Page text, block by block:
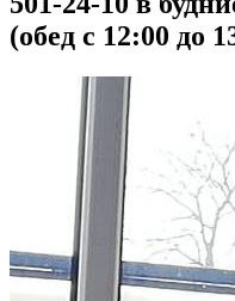
(обед с 12:00 до